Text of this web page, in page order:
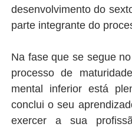
desenvolvimento do
parte integrante do
Na fase que se segue
processo de
mental inferior está
conclui o seu
exercer a sua